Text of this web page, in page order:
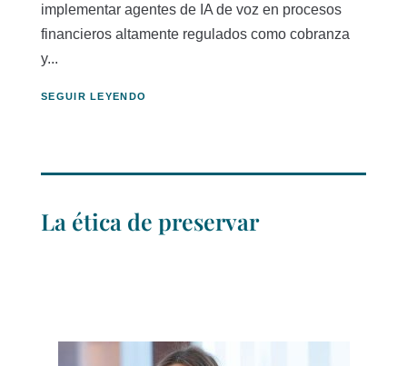
implementar agentes de IA de voz en procesos
financieros altamente regulados como cobranza
y...
SEGUIR LEYENDO
La ética de preservar